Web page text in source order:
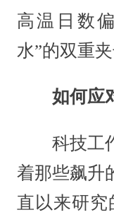
高温日数
水”的双重夹
如何应
科技工作
着那些飙升
直以来研究